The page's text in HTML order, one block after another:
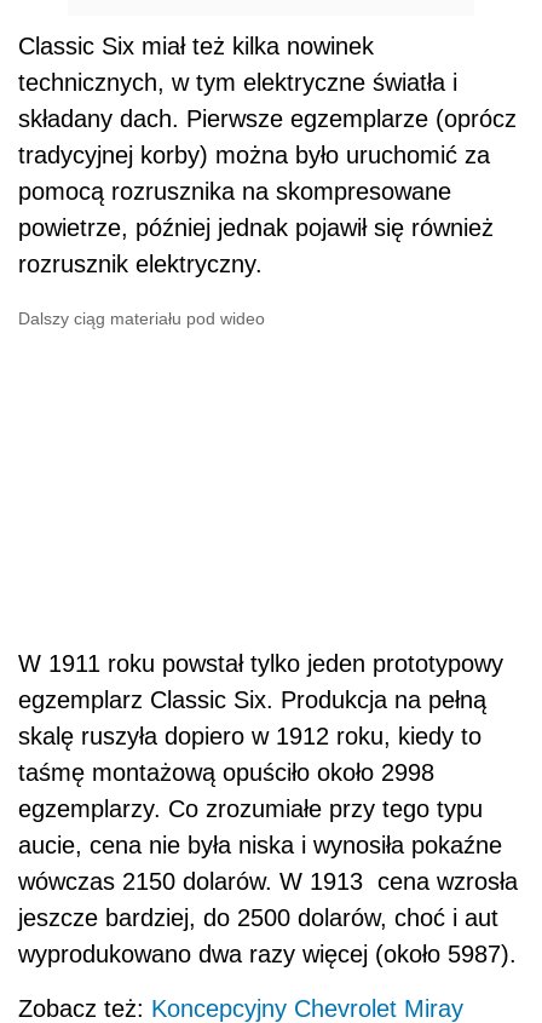
Classic Six miał też kilka nowinek
technicznych, w tym elektryczne światła i
składany dach. Pierwsze egzemplarze (oprócz
tradycyjnej korby) można było uruchomić za
pomocą rozrusznika na skompresowane
powietrze, później jednak pojawił się również
rozrusznik elektryczny.
Dalszy ciąg materiału pod wideo
W 1911 roku powstał tylko jeden prototypowy
egzemplarz Classic Six. Produkcja na pełną
skalę ruszyła dopiero w 1912 roku, kiedy to
taśmę montażową opuściło około 2998
egzemplarzy. Co zrozumiałe przy tego typu
aucie, cena nie była niska i wynosiła pokaźne
wówczas 2150 dolarów. W 1913 cena wzrosła
jeszcze bardziej, do 2500 dolarów, choć i aut
wyprodukowano dwa razy więcej (około 5987).
Zobacz też: Koncepcyjny Chevrolet Miray